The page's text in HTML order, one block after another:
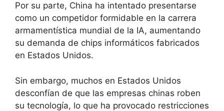
Por su parte, China ha intentado presentarse
como un competidor formidable en la carrera
armamentística mundial de la IA, aumentando
su demanda de chips informáticos fabricados
en Estados Unidos.
Sin embargo, muchos en Estados Unidos
desconfían de que las empresas chinas roben
su tecnología, lo que ha provocado restricciones